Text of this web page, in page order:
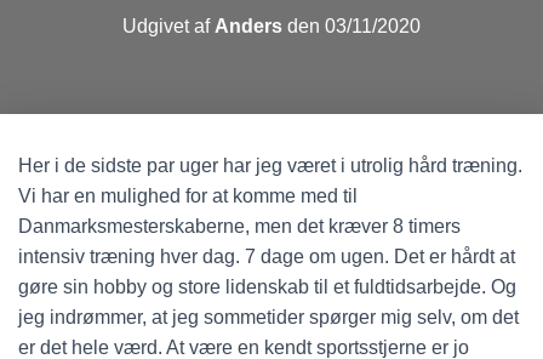
O
Udgivet af Anders den 03/11/2020
Her i de sidste par uger har jeg været i utrolig hård træning.
Vi har en mulighed for at komme med til
Danmarksmesterskaberne, men det kræver 8 timers
intensiv træning hver dag. 7 dage om ugen. Det er hårdt at
gøre sin hobby og store lidenskab til et fuldtidsarbejde. Og
jeg indrømmer, at jeg sommetider spørger mig selv, om det
er det hele værd. At være en kendt sportsstjerne er jo